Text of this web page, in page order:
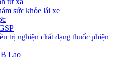
từ xa
sức khỏe lái xe
trị nghiện chất dạng thuốc phiện
Lao